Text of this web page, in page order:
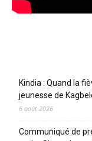
Kindia : Quand la
jeunesse de
6 août 2026
Communiqué de